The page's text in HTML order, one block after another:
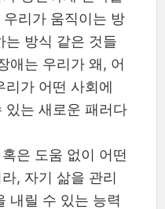
리가 움직이는 방
는 방식 같은 것들
애는 우리가 왜, 어
리가 어떤 사회에
있는 새로운 패러다
은 도움 없이 어떤
, 자기 삶을 관리
내릴 수 있는 능력